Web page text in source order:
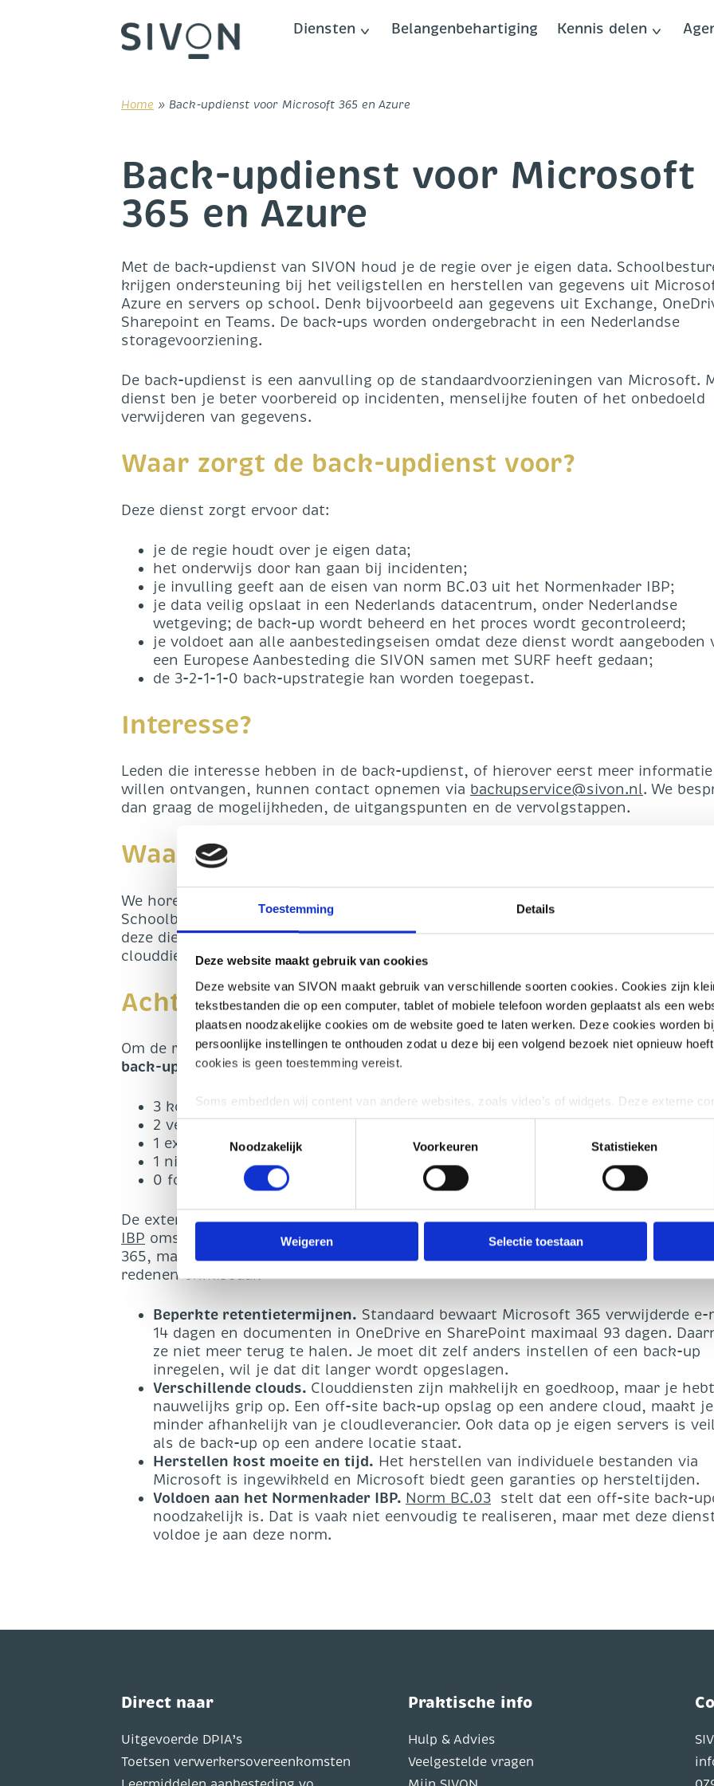
Toestemming Details
Deze website maakt gebruik van cookies
Deze website van SIVON maakt gebruik van verschillende soorten cookies. Cookies zijn
tekstbestanden die op een computer, tablet of mobiele telefoon worden geplaatst als een
plaatsen noodzakelijke cookies om de website goed te laten werken. Deze cookies worden
persoonlijke instellingen te onthouden zodat u deze bij een volgend bezoek niet opnieuw
cookies is geen toestemming vereist.
Soms embedden wij content van andere websites, zoals video’s of widgets. Deze externe
plaatsen, bijvoorbeeld om advertenties aan te passen of gebruikersgedrag bij te houden.
geplaatst als u hier toestemming voor geeft of interactie heeft met de embedded content. In
worden gedeeld met 1 partij. Lees de privacyverklaring van de betreffende website in
persoonsgegevens verwerken.
op onze website.
Toestemmingsselectie
Noodzakelijk
Voorkeuren Statistieken
Weigeren Selectie toestaan
Diensten Belangenbehartiging Kennis delen
Home » Back-updienst voor Microsoft 365 en Azure
Back-updienst voor Microsoft
365 en Azure
Met de back-updienst van SIVON houd je de regie over je eigen data.
krijgen ondersteuning bij het veiligstellen en herstellen van gegevens uit
Azure en servers op school. Denk bijvoorbeeld aan gegevens uit Exchange,
Sharepoint en Teams. De back-ups worden ondergebracht in een Nederlandse
storagevoorziening.
De back-updienst is een aanvulling op de standaardvoorzieningen van Microsoft.
dienst ben je beter voorbereid op incidenten, menselijke fouten of het onbedoeld
verwijderen van gegevens.
Waar zorgt de back-updienst voor?
Deze dienst zorgt ervoor dat:
je de regie houdt over je eigen data;
het onderwijs door kan gaan bij incidenten;
je invulling geeft aan de eisen van norm BC.03 uit het Normenkader IBP;
je data veilig opslaat in een Nederlands datacentrum, onder Nederlandse
wetgeving; de back-up wordt beheerd en het proces wordt gecontroleerd;
je voldoet aan alle aanbestedingseisen omdat deze dienst wordt aangeboden
een Europese Aanbesteding die SIVON samen met SURF heeft gedaan;
de 3-2-1-1-0 back-upstrategie kan worden toegepast.
Interesse?
Leden die interesse hebben in de back-updienst, of hierover eerst meer informatie
willen ontvangen, kunnen contact opnemen via backupservice@sivon.nl. We
dan graag de mogelijkheden, de uitgangspunten en de vervolgstappen.
Waarom deze dienst?
We horen van veel leden dat ze regie willen houden over hun eigen data.
Schoolbesturen hebben ons gevraagd om hen hierbij te helpen. Daarom biedt
deze dienst aan. Dit doen we op basis van een Europese aanbesteding voor
clouddiensten die in samenwerking met SURF is gedaan.
Achtergrondinformatie: opslaan van je data
Om de regie te houden over je eigen data, sla je data het beste op volgens de3-2-
back-upregel:
3 kopieën van de data;
2 verschillende opslagmedia;
1 externe locatie;
1 niet aan te passen kopie;
0 fouten in regelmatige controles.
De externe locatie is een off-site back-up, zoals ooknorm BC.03 van het
IBP omschrijft. Veel besturen vertrouwen op de back-upvoorziening binnen
365, maar een eigen back-upvoorziening buiten de Microsoft cloud is om
redenen onmisbaar.
Beperkte retentietermijnen. Standaard bewaart Microsoft 365 verwijderde e-
14 dagen en documenten in OneDrive en SharePoint maximaal 93 dagen.
ze niet meer terug te halen. Je moet dit zelf anders instellen of een back-up
inregelen, wil je dat dit langer wordt opgeslagen.
Verschillende clouds. Clouddiensten zijn makkelijk en goedkoop, maar je
nauwelijks grip op. Een off-site back-up opslag op een andere cloud, maakt je
minder afhankelijk van je cloudleverancier. Ook data op je eigen servers is
als de back-up op een andere locatie staat.
Herstellen kost moeite en tijd. Het herstellen van individuele bestanden via
Microsoft is ingewikkeld en Microsoft biedt geen garanties op hersteltijden.
Voldoen aan het Normenkader IBP. Norm BC.03 stelt dat een off-site back-
noodzakelijk is. Dat is vaak niet eenvoudig te realiseren, maar met deze
voldoe je aan deze norm.
Direct naar
Uitgevoerde DPIA’s
Toetsen verwerkersovereenkomsten
Praktische info
Hulp & Advies
Veelgestelde vragen